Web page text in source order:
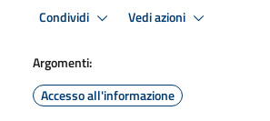
Condividi Vedi azioni
Argomenti:
Accesso all'informazione